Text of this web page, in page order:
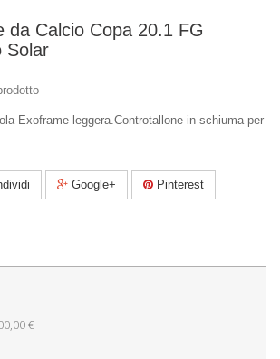
da Calcio Copa 20.1 FG
Solar
Exoframe leggera.Controtallone in schiuma per
Google+ Pinterest
€